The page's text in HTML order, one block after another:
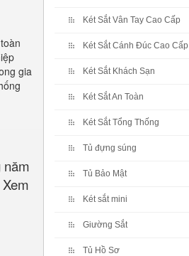
gia
năm
Két Sắt Vân Tay Cao Cấp
Két Sắt Cánh Đúc Cao Cấp
Két Sắt Khách Sạn
Két Sắt An Toàn
Két Sắt Tổng Thống
Tủ đựng súng
Tủ Bảo Mật
Két sắt mini
Giường Sắt
Tủ Hồ Sơ